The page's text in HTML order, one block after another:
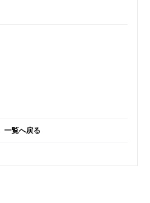
一覧へ戻る